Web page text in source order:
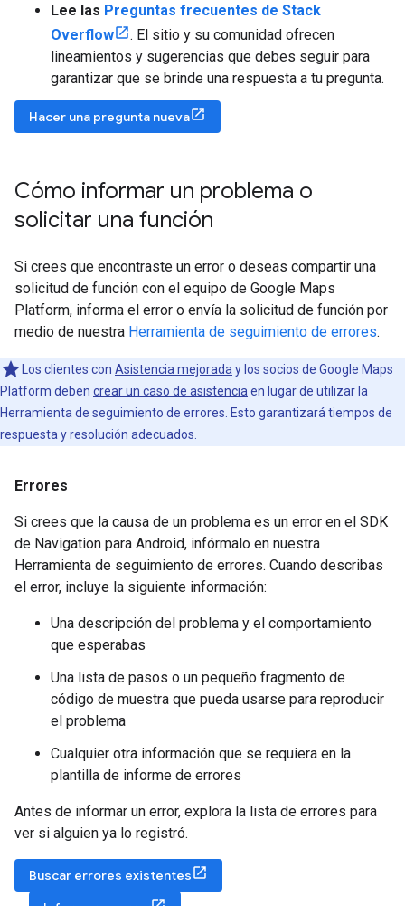
Lee las Preguntas frecuentes de Stack
Overflow
. El sitio y su comunidad ofrecen
lineamientos y sugerencias que debes seguir para
garantizar que se brinde una respuesta a tu pregunta.
Hacer una pregunta nueva
Cómo informar un problema o
solicitar una función
Si crees que encontraste un error o deseas compartir una
solicitud de función con el equipo de Google Maps
Platform, informa el error o envía la solicitud de función por
medio de nuestra Herramienta de seguimiento de errores.
Los clientes con Asistencia mejorada y los socios de Google Maps
Platform deben crear un caso de asistencia en lugar de utilizar la
Herramienta de seguimiento de errores. Esto garantizará tiempos de
respuesta y resolución adecuados.
Errores
Si crees que la causa de un problema es un error en el SDK
de Navigation para Android, infórmalo en nuestra
Herramienta de seguimiento de errores. Cuando describas
el error, incluye la siguiente información:
Una descripción del problema y el comportamiento
que esperabas
Una lista de pasos o un pequeño fragmento de
código de muestra que pueda usarse para reproducir
el problema
Cualquier otra información que se requiera en la
plantilla de informe de errores
Antes de informar un error, explora la lista de errores para
ver si alguien ya lo registró.
Buscar errores existentes